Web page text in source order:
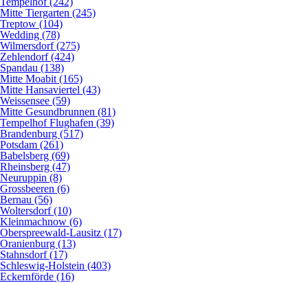
Mitte Tiergarten (245)
Treptow (104)
Wedding (78)
Wilmersdorf (275)
Zehlendorf (424)
Spandau (138)
Mitte Moabit (165)
Mitte Hansaviertel (43)
Weissensee (59)
Mitte Gesundbrunnen (81)
Tempelhof Flughafen (39)
Brandenburg (517)
Potsdam (261)
Babelsberg (69)
Rheinsberg (47)
Neuruppin (8)
Grossbeeren (6)
Bernau (56)
Woltersdorf (10)
Kleinmachnow (6)
Oberspreewald-Lausitz (17)
Oranienburg (13)
Stahnsdorf (17)
Schleswig-Holstein (403)
Eckernförde (16)